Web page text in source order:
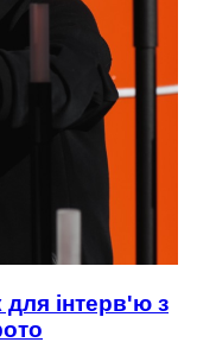
для інтерв'ю з